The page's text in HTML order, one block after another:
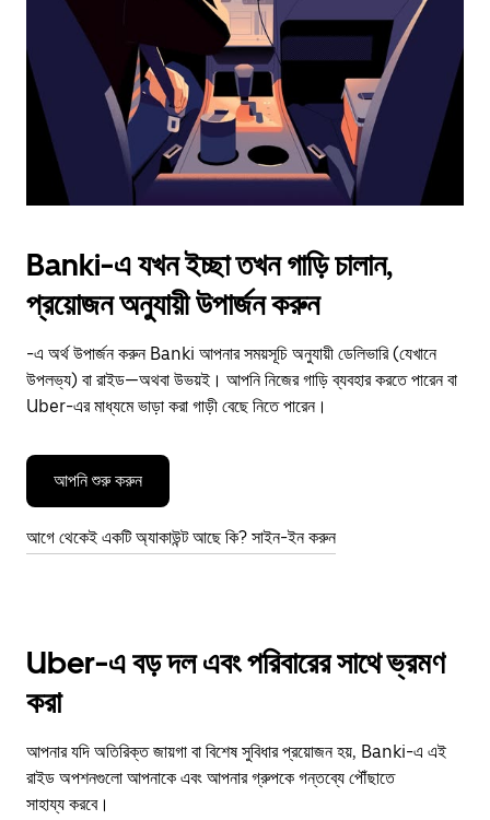
the
calendar.
Banki-এ যখন ইচ্ছা তখন গাড়ি চালান,
প্রয়োজন অনুযায়ী উপার্জন করুন
-এ অর্থ উপার্জন করুন Banki আপনার সময়সূচি অনুযায়ী ডেলিভারি (যেখানে
উপলভ্য) বা রাইড—অথবা উভয়ই। আপনি নিজের গাড়ি ব্যবহার করতে পারেন বা
Uber-এর মাধ্যমে ভাড়া করা গাড়ী বেছে নিতে পারেন।
আপনি শুরু করুন
আগে থেকেই একটি অ্যাকাউন্ট আছে কি? সাইন-ইন করুন
Uber-এ বড় দল এবং পরিবারের সাথে ভ্রমণ
করা
আপনার যদি অতিরিক্ত জায়গা বা বিশেষ সুবিধার প্রয়োজন হয়, Banki-এ এই
রাইড অপশনগুলো আপনাকে এবং আপনার গ্রুপকে গন্তব্যে পৌঁছাতে
সাহায্য করবে।